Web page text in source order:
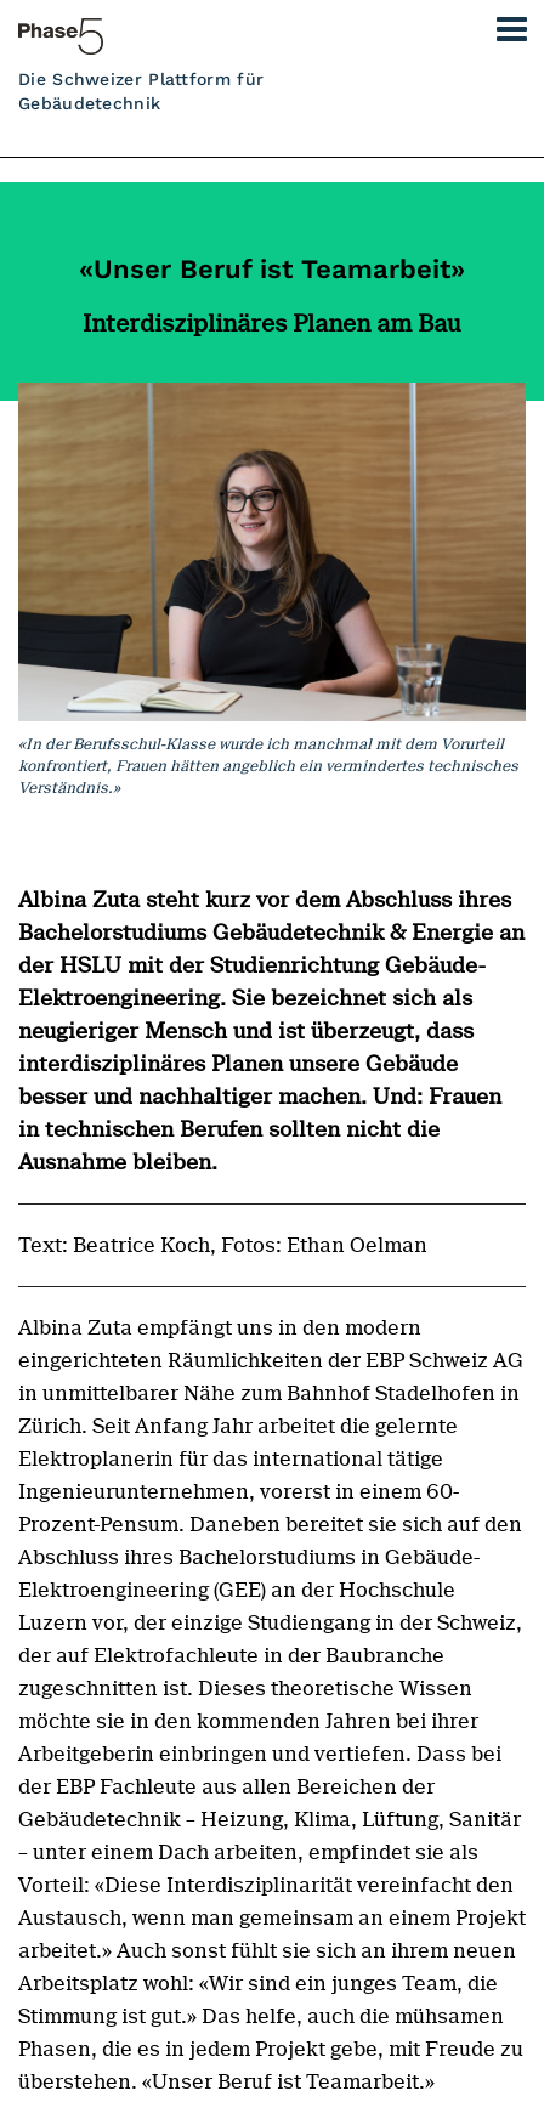
Die Schweizer Plattform für
Gebäudetechnik
«Unser Beruf ist Teamarbeit»
Interdisziplinäres Planen am Bau
«In der Berufsschul-Klasse wurde ich manchmal mit dem Vorurteil
konfrontiert, Frauen hätten angeblich ein vermindertes technisches
Verständnis.»
Albina Zuta steht kurz vor dem Abschluss ihres
Bachelorstudiums Gebäudetechnik & Energie an
der HSLU mit der Studienrichtung Gebäude-
Elektroengineering. Sie bezeichnet sich als
neugieriger Mensch und ist überzeugt, dass
interdisziplinäres Planen unsere Gebäude
besser und nachhaltiger machen. Und: Frauen
in technischen Berufen sollten nicht die
Ausnahme bleiben.
Text: Beatrice Koch, Fotos: Ethan Oelman
Albina Zuta empfängt uns in den modern
eingerichteten Räumlichkeiten der EBP Schweiz AG
in unmittelbarer Nähe zum Bahnhof Stadelhofen in
Zürich. Seit Anfang Jahr arbeitet die gelernte
Elektroplanerin für das international tätige
Ingenieurunternehmen, vorerst in einem 60-
Prozent-Pensum. Daneben bereitet sie sich auf den
Abschluss ihres Bachelorstudiums in Gebäude-
Elektroengineering (GEE) an der Hochschule
Luzern vor, der einzige Studiengang in der Schweiz,
der auf Elektrofachleute in der Baubranche
zugeschnitten ist. Dieses theoretische Wissen
möchte sie in den kommenden Jahren bei ihrer
Arbeitgeberin einbringen und vertiefen. Dass bei
der EBP Fachleute aus allen Bereichen der
Gebäudetechnik – Heizung, Klima, Lüftung, Sanitär
– unter einem Dach arbeiten, empfindet sie als
Vorteil: «Diese Interdisziplinarität vereinfacht den
Austausch, wenn man gemeinsam an einem Projekt
arbeitet.» Auch sonst fühlt sie sich an ihrem neuen
Arbeitsplatz wohl: «Wir sind ein junges Team, die
Stimmung ist gut.» Das helfe, auch die mühsamen
Phasen, die es in jedem Projekt gebe, mit Freude zu
überstehen. «Unser Beruf ist Teamarbeit.»